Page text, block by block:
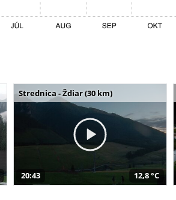
Strednica - Ždiar (30 km)
20:43 12,8 °C